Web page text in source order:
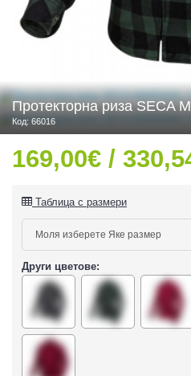
ЕКИПИРОВКА
Протекторна риза SECA
Код: 66016
169,00€ /
Таблица с размери
Други цветове: